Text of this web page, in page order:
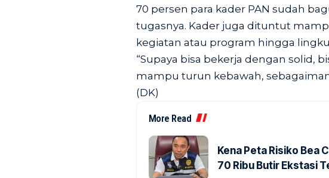
70 persen para kader PAN sudah
tugasnya. Kader juga dituntut
kegiatan atau program hingga
“Supaya bisa bekerja dengan solid,
mampu turun kebawah,
(DK)
More Read
Kena Peta Risiko Bea
70 Ribu Butir Ekstasi